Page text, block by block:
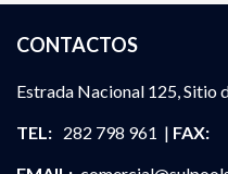
CONTACTOS
Estrada Nacional 125, Sitio
TEL: 282 798 961 | FAX: